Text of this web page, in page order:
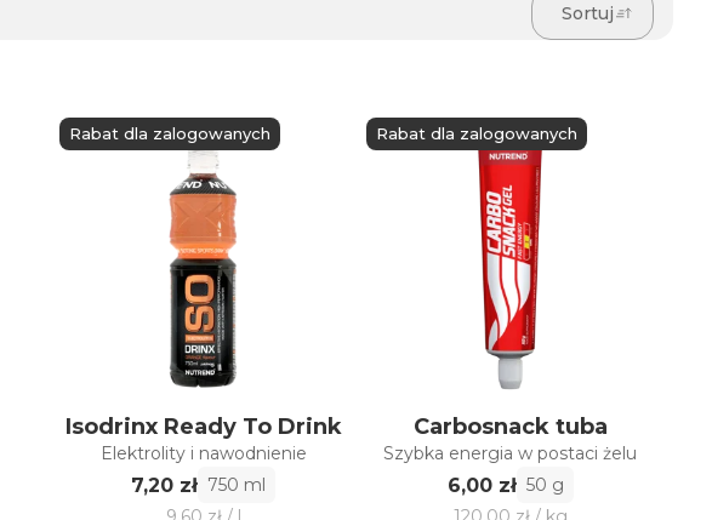
Sortuj
Rabat dla zalogowanych
Isodrinx Ready To Drink
Elektrolity i nawodnienie
7,20 zł 750 ml
Rabat dla zalogowanych
Carbosnack tuba
Szybka energia w postaci żelu
6,00 zł 50 g